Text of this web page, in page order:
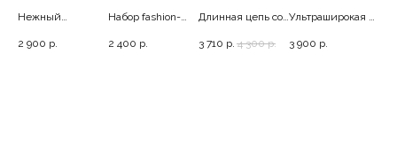
EUPHORIA
Нежный
кристалл в
2 900 р.
Набор fashion-
жемчужинами,
2 400 р.
Длинная цепь со
дизайном, 96
3 710 р. 4 300 р.
Ультраширокая и
цепь, 42
3 900 р.